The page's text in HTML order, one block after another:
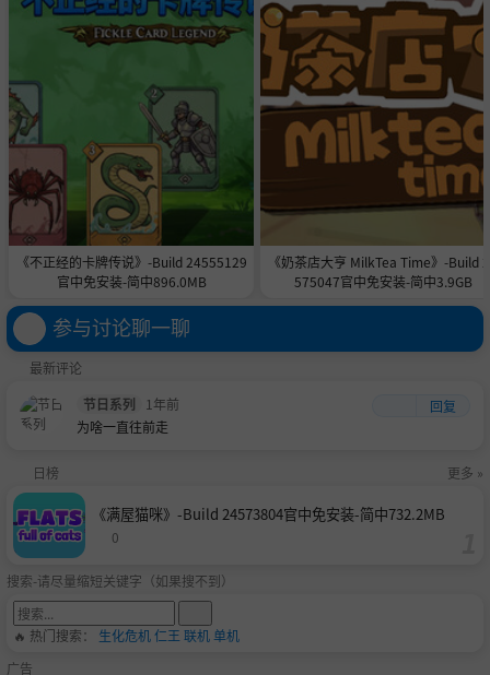
《不正经的卡牌传说》-Build 24555129
官中免安装-简中896.0MB
《奶茶店大亨 MilkTea Time》-Build
575047官中免安装-简中3.9GB
参与讨论聊一聊
最新评论
节日系列
1年前
回复
为啥一直往前走
日榜 更多 »
《满屋猫咪》-Build 24573804官中免安装-简中732.2MB
0
搜索-请尽量缩短关键字（如果搜不到）
🔥 热门搜索： 生化危机仁王联机单机
广告